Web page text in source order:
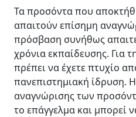
Τα προσόντα που
απαιτούν επίσημη
πρόσβαση συνήθως
χρόνια εκπαίδευσης. Για
πρέπει να έχετε πτυχίο
πανεπιστημιακή ίδρυση.
αναγνώρισης των
το επάγγελμα και μπορεί